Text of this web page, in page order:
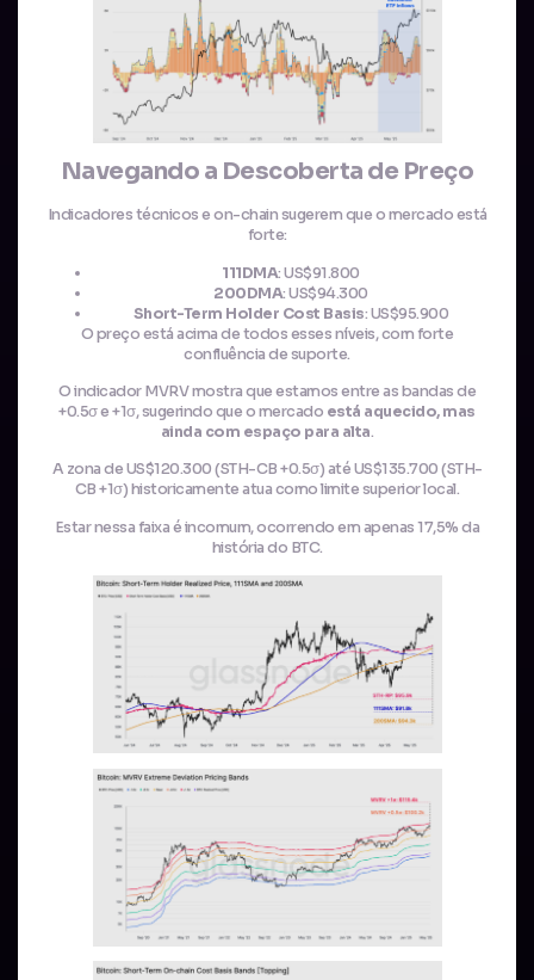
Navegando a Descoberta de Preço
Indicadores técnicos e on-chain sugerem que o mercado está
forte:
111DMA: US$91.800
200DMA: US$94.300
Short-Term Holder Cost Basis: US$95.900
O preço está acima de todos esses níveis, com forte
confluência de suporte.
O indicador MVRV mostra que estamos entre as bandas de
+0.5σ e +1σ, sugerindo que o mercado está aquecido, mas
ainda com espaço para alta.
A zona de US$120.300 (STH-CB +0.5σ) até US$135.700 (STH-
CB +1σ) historicamente atua como limite superior local.
Estar nessa faixa é incomum, ocorrendo em apenas 17,5% da
história do BTC.